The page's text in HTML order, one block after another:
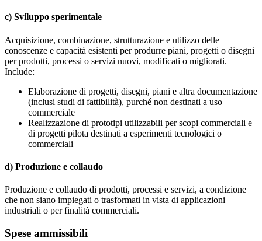
c) Sviluppo sperimentale
Acquisizione, combinazione, strutturazione e utilizzo delle
conoscenze e capacità esistenti per produrre piani, progetti o disegni
per prodotti, processi o servizi nuovi, modificati o migliorati.
Include:
Elaborazione di progetti, disegni, piani e altra documentazione
(inclusi studi di fattibilità), purché non destinati a uso
commerciale
Realizzazione di prototipi utilizzabili per scopi commerciali e
di progetti pilota destinati a esperimenti tecnologici o
commerciali
d) Produzione e collaudo
Produzione e collaudo di prodotti, processi e servizi, a condizione
che non siano impiegati o trasformati in vista di applicazioni
industriali o per finalità commerciali.
Spese ammissibili